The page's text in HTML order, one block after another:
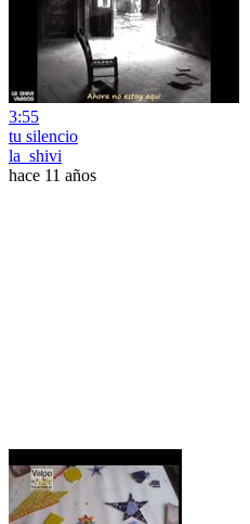
3:55
tu silencio
la_shivi
hace 11 años